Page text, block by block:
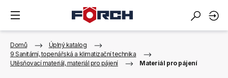
Domů
Úplný katalog
9 Sanitární, topenářská a klimatizační technika
Utěsňovací materiál, materiál pro pájení
Materiál pro pájení